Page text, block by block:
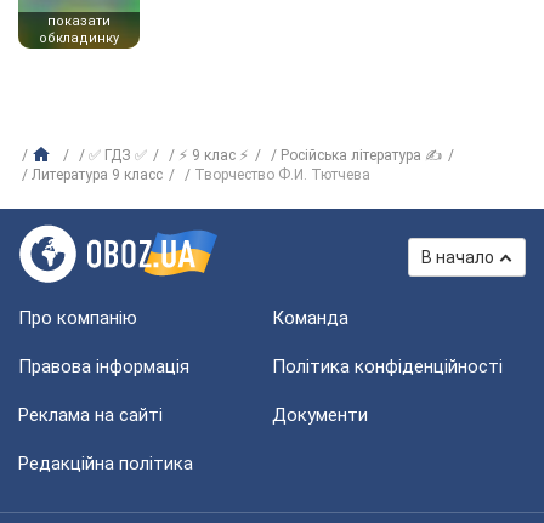
показати
обкладинку
✅ ГДЗ ✅ ⚡ 9 клас ⚡
Російська література ✍
Литература 9 класс
Творчество Ф.И. Тютчева
В начало
Про компанію Команда
Правова інформація Політика конфіденційності
Реклама на сайті Документи
Редакційна політика